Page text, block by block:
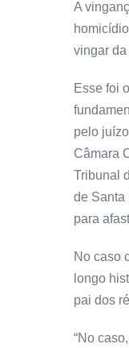
A
vingar
Esse foi o
pelo
Câmara
Tribunal
de Santa
para
No caso
longo
pai dos
“No